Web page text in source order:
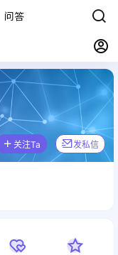
问答
关注Ta 发私信